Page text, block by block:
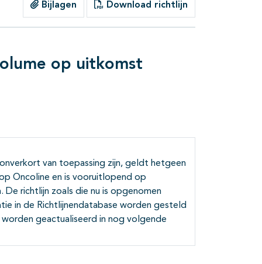
Bijlagen Download richtlijn
op uitkomst
van toepassing zijn, geldt hetgeen
Oncoline en is vooruitlopend op
De richtlijn zoals die nu is opgenomen
in de Richtlijnendatabase worden gesteld
geactualiseerd in nog volgende